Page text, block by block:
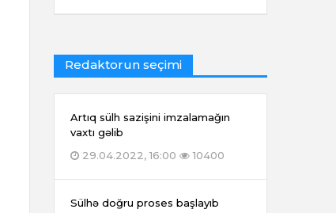
Redaktorun seçimi
Artıq sülh sazişini imzalamağın
vaxtı gəlib
29.04.2022, 16:00
10400
Sülhə doğru proses başlayıb